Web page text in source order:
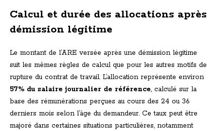
Calcul et durée des allocations après
démission légitime
Le montant de l’ARE versée après une démission légitime
suit les mêmes règles de calcul que pour les autres motifs de
rupture du contrat de travail. L’allocation représente environ
57% du salaire journalier de référence, calculé sur la
base des rémunérations perçues au cours des 24 ou 36
derniers mois selon l’âge du demandeur. Ce taux peut être
majoré dans certaines situations particulières, notamment